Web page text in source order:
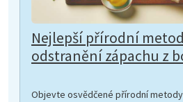
Nejlepší přírodní
odstranění zápachu z
Objevte osvědčené přírodní